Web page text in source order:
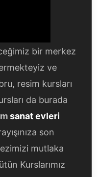
bir merkez
ve
resim kursları
da burada
sanat evleri
son
mutlaka
Kurslarımız